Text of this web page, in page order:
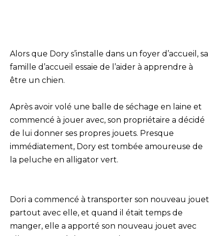
Alors que Dory s’installe dans un foyer d’accueil, sa
famille d’accueil essaie de l’aider à apprendre à
être un chien.
Après avoir volé une balle de séchage en laine et
commencé à jouer avec, son propriétaire a décidé
de lui donner ses propres jouets. Presque
immédiatement, Dory est tombée amoureuse de
la peluche en alligator vert.
Dori a commencé à transporter son nouveau jouet
partout avec elle, et quand il était temps de
manger, elle a apporté son nouveau jouet avec